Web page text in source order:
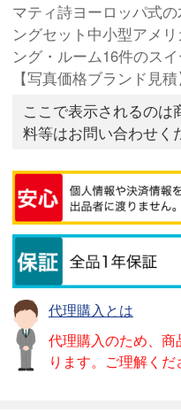
マティ詩ヨーロッパ式
ングセット中小型アメ
ング・ルーム16件のス
【写真価格ブランド見
ここで表示されるのは
料等はお問い合わせく
代理購入とは
代理購入のため、
ります。ご理解くだ